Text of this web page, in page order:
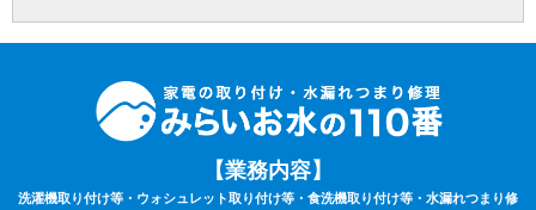
⑩作業時は動作確認を行いますので、ご自宅の電気が通電（コンセントまで電気が届
いている）状態でないと作業はお取り扱いできません。あらかじめご了承下さい。
⑪作業料・技術料・運搬料・処分料などは料金に含まれていません。
⑫9時00分～20時00分以外の出張をご希望の場合は特別出張料がかかります。
⑬作業車の駐車場のご用意が無い場合は、別途駐車料金がかかる場合がございます。
⑭カスタマーハラスメントについて：当社は、サービスに関するお客様からのお問い
合わせやご要望に対して誠意をもって対応するよう心がけております。それと同時
【業務内容】
洗濯機取り付け等・ウォシュレット取り付け等・食洗機取り付け等・水漏れつまり修